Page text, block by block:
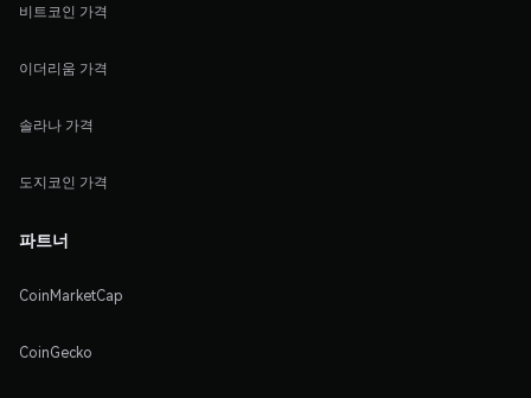
비트코인 가격
이더리움 가격
솔라나 가격
도지코인 가격
파트너
CoinMarketCap
CoinGecko